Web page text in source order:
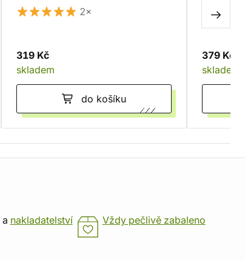
2×
319 Kč
skladem
do košíku
379 Kč
skladem
a nakladatelství Vždy pečlivě zabaleno